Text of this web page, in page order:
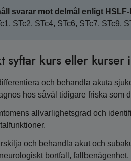
svarar mot delmål enligt HSLF-
STc2, STc4, STc6, STc7, STc9,
syftar kurs eller kurser
och behandla akuta
hos såväl tidigare friska som
allvarlighetsgrad och
och behandla akut och
bortfall,